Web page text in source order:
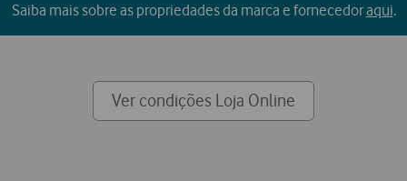
Saiba mais sobre as propriedades da marca e fornecedoraqui.
Ver condições Loja Online